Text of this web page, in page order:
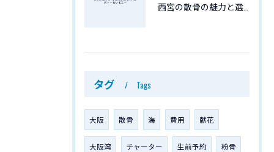
タグ Tags
大阪 散骨 海 費用 献花
大阪湾 チャーター 生前予約 粉骨